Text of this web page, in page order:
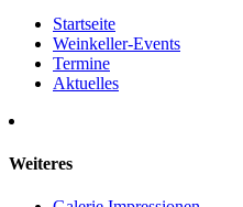
Startseite
Weinkeller-Events
Termine
Aktuelles
Weiteres